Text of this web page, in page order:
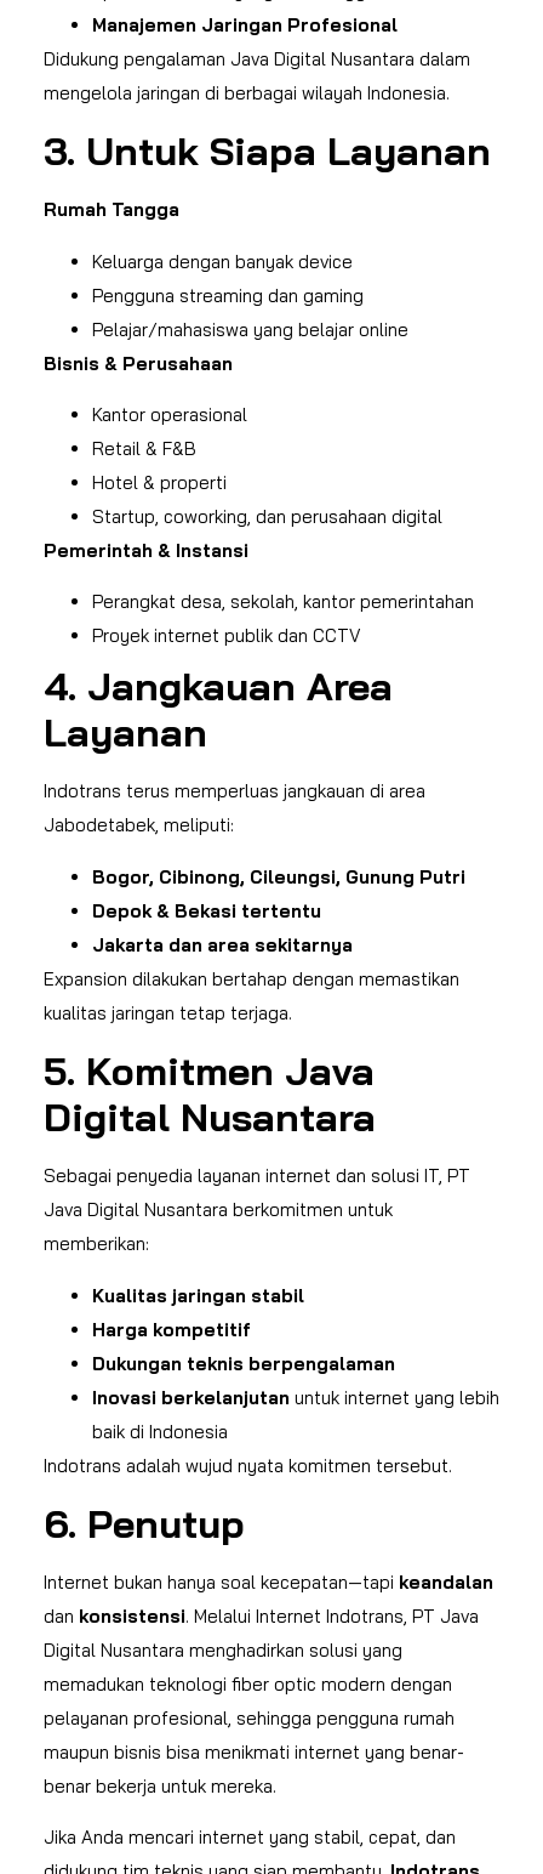
Manajemen Jaringan Profesional
Didukung pengalaman Java Digital Nusantara dalam
mengelola jaringan di berbagai wilayah Indonesia.
3. Untuk Siapa Layanan
Rumah Tangga
Keluarga dengan banyak device
Pengguna streaming dan gaming
Pelajar/mahasiswa yang belajar online
Bisnis & Perusahaan
Kantor operasional
Retail & F&B
Hotel & properti
Startup, coworking, dan perusahaan digital
Pemerintah & Instansi
Perangkat desa, sekolah, kantor pemerintahan
Proyek internet publik dan CCTV
4. Jangkauan Area
Layanan
Indotrans terus memperluas jangkauan di area
Jabodetabek, meliputi:
Bogor, Cibinong, Cileungsi, Gunung Putri
Depok & Bekasi tertentu
Jakarta dan area sekitarnya
Expansion dilakukan bertahap dengan memastikan
kualitas jaringan tetap terjaga.
5. Komitmen Java
Digital Nusantara
Sebagai penyedia layanan internet dan solusi IT, PT
Java Digital Nusantara berkomitmen untuk
memberikan:
Kualitas jaringan stabil
Harga kompetitif
Dukungan teknis berpengalaman
Inovasi berkelanjutan untuk internet yang lebih
baik di Indonesia
Indotrans adalah wujud nyata komitmen tersebut.
6. Penutup
Internet bukan hanya soal kecepatan—tapi keandalan
dan konsistensi. Melalui Internet Indotrans, PT Java
Digital Nusantara menghadirkan solusi yang
memadukan teknologi fiber optic modern dengan
pelayanan profesional, sehingga pengguna rumah
maupun bisnis bisa menikmati internet yang benar-
benar bekerja untuk mereka.
Jika Anda mencari internet yang stabil, cepat, dan